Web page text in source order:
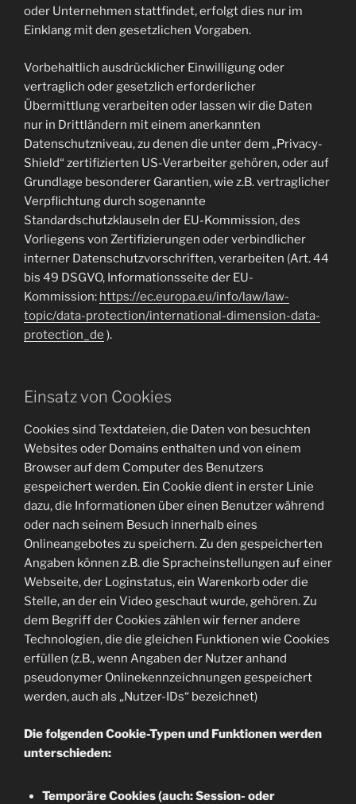
oder Unternehmen stattfindet, erfolgt dies nur im
Einklang mit den gesetzlichen Vorgaben.
Vorbehaltlich ausdrücklicher Einwilligung oder
vertraglich oder gesetzlich erforderlicher
Übermittlung verarbeiten oder lassen wir die Daten
nur in Drittländern mit einem anerkannten
Datenschutzniveau, zu denen die unter dem „Privacy-
Shield“ zertifizierten US-Verarbeiter gehören, oder auf
Grundlage besonderer Garantien, wie z.B. vertraglicher
Verpflichtung durch sogenannte
Standardschutzklauseln der EU-Kommission, des
Vorliegens von Zertifizierungen oder verbindlicher
interner Datenschutzvorschriften, verarbeiten (Art. 44
bis 49 DSGVO, Informationsseite der EU-
Kommission: https://ec.europa.eu/info/law/law-
topic/data-protection/international-dimension-data-
protection_de ).
Einsatz von Cookies
Cookies sind Textdateien, die Daten von besuchten
Websites oder Domains enthalten und von einem
Browser auf dem Computer des Benutzers
gespeichert werden. Ein Cookie dient in erster Linie
dazu, die Informationen über einen Benutzer während
oder nach seinem Besuch innerhalb eines
Onlineangebotes zu speichern. Zu den gespeicherten
Angaben können z.B. die Spracheinstellungen auf einer
Webseite, der Loginstatus, ein Warenkorb oder die
Stelle, an der ein Video geschaut wurde, gehören. Zu
dem Begriff der Cookies zählen wir ferner andere
Technologien, die die gleichen Funktionen wie Cookies
erfüllen (z.B., wenn Angaben der Nutzer anhand
pseudonymer Onlinekennzeichnungen gespeichert
werden, auch als „Nutzer-IDs“ bezeichnet)
Die folgenden Cookie-Typen und Funktionen werden
unterschieden:
Temporäre Cookies (auch: Session- oder